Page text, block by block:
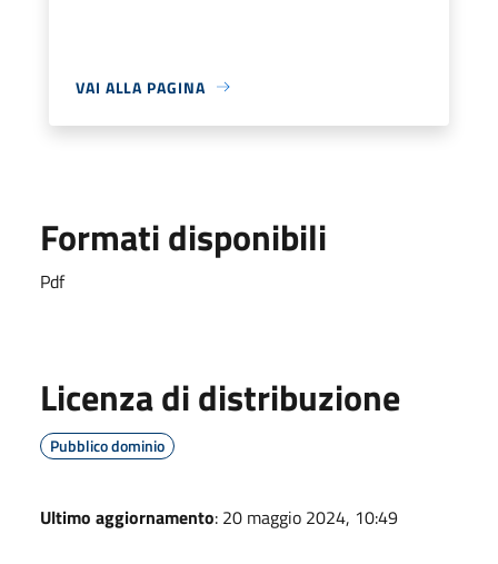
VAI ALLA PAGINA
Formati disponibili
Pdf
Licenza di distribuzione
Pubblico dominio
Ultimo aggiornamento: 20 maggio 2024, 10:49